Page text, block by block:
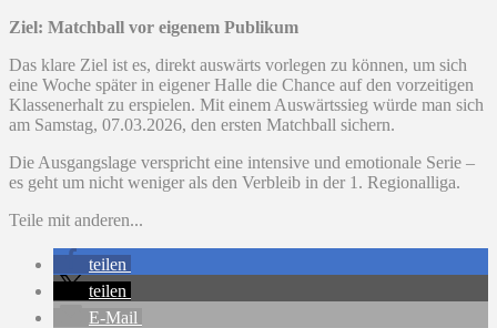
Ziel: Matchball vor eigenem Publikum
Das klare Ziel ist es, direkt auswärts vorlegen zu können, um sich
eine Woche später in eigener Halle die Chance auf den vorzeitigen
Klassenerhalt zu erspielen. Mit einem Auswärtssieg würde man sich
am Samstag, 07.03.2026, den ersten Matchball sichern.
Die Ausgangslage verspricht eine intensive und emotionale Serie –
es geht um nicht weniger als den Verbleib in der 1. Regionalliga.
Teile mit anderen...
teilen
teilen
E-Mail